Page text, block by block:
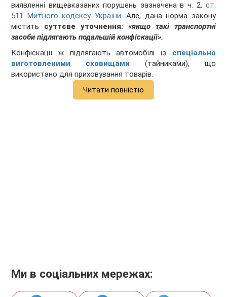
виявленні вищевказаних порушень зазначена в ч. 2, ст.
511 Митного кодексу України. Але, дана норма закону
містить суттєве уточнення: «якщо такі транспортні
засоби підлягають подальшій конфіскації».
Конфіскації ж підлягають автомобілі із спеціально
виготовленими сховищами
(тайниками), що
використано для приховування товарів.
Читати повністю
Ми в соціальних мережах: